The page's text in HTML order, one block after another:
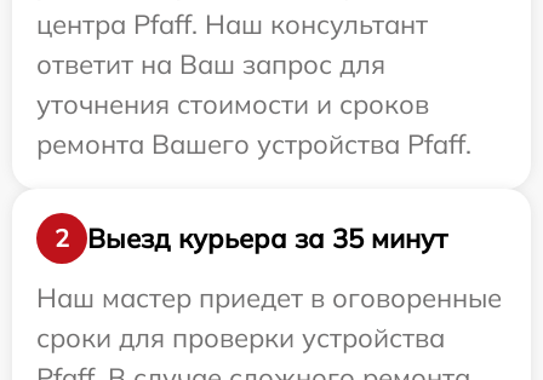
центра Pfaff. Наш консультант
ответит на Ваш запрос для
уточнения стоимости и сроков
ремонта Вашего устройства Pfaff.
2
Выезд курьера за 35 минут
Наш мастер приедет в оговоренные
сроки для проверки устройства